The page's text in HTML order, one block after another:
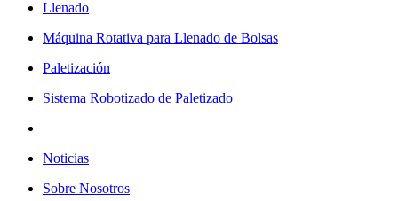
Llenado
Máquina Rotativa para Llenado de Bolsas
Paletización
Sistema Robotizado de Paletizado
Noticias
Sobre Nosotros